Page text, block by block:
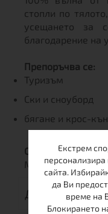
стопли по
усещането за
благодарение на
Препоръчва се:
Туризъм
Ски и сноуборд
бягане и крос-
СЕРИЯ МАТЕРИАЛ
Merino Impress
ДОСТАВКА
Екстрем
сайта.
да Ви
време на
Блокирането